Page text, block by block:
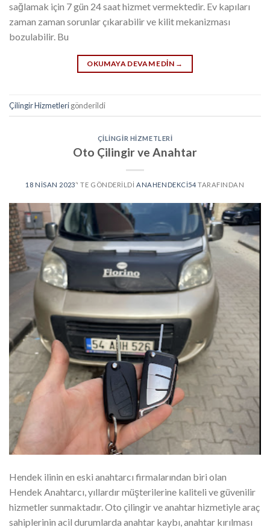
sağlamak için 7 gün 24 saat hizmet vermektedir. Ev kapıları
zaman zaman sorunlar çıkarabilir ve kilit mekanizması
bozulabilir. Bu
OKUMAYA DEVAM EDIN →
Çilingir Hizmetlerigönderildi
ÇILINGIR HIZMETLERI
Oto Çilingir ve Anahtar
18 NISAN 2023’' TE GÖNDERILDI ANAHENDEKCI54 TARAFINDAN
Hendek ilinin en eski anahtarcı firmalarından biri olan
Hendek Anahtarcı, yıllardır müşterilerine kaliteli ve güvenilir
hizmetler sunmaktadır. Oto çilingir ve anahtar hizmetiyle araç
sahiplerinin acil durumlarda anahtar kaybı, anahtar kırılması